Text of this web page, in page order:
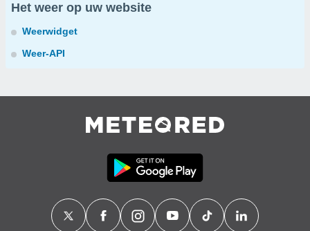
Het weer op uw website
Weerwidget
Weer-API